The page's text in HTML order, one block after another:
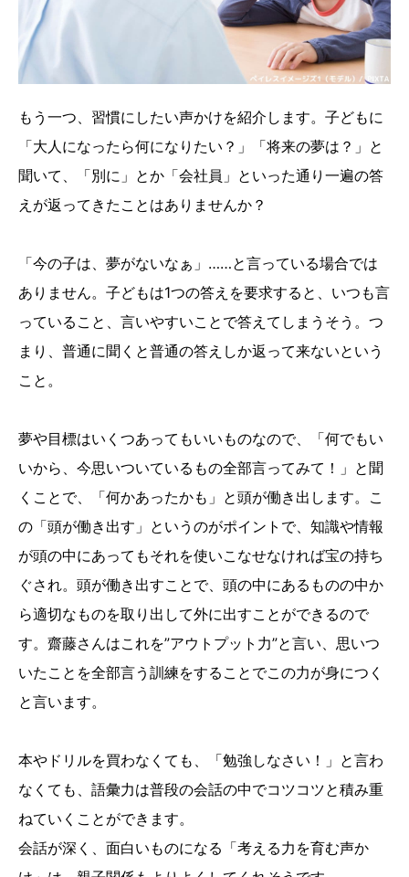
もう一つ、習慣にしたい声かけを紹介します。子どもに
「大人になったら何になりたい？」「将来の夢は？」と
聞いて、「別に」とか「会社員」といった通り一遍の答
えが返ってきたことはありませんか？
「今の子は、夢がないなぁ」……と言っている場合では
ありません。子どもは1つの答えを要求すると、いつも言
っていること、言いやすいことで答えてしまうそう。つ
まり、普通に聞くと普通の答えしか返って来ないという
こと。
夢や目標はいくつあってもいいものなので、「何でもい
いから、今思いついているもの全部言ってみて！」と聞
くことで、「何かあったかも」と頭が働き出します。こ
の「頭が働き出す」というのがポイントで、知識や情報
が頭の中にあってもそれを使いこなせなければ宝の持ち
ぐされ。頭が働き出すことで、頭の中にあるものの中か
ら適切なものを取り出して外に出すことができるので
す。齋藤さんはこれを”アウトプット力”と言い、思いつ
いたことを全部言う訓練をすることでこの力が身につく
と言います。
本やドリルを買わなくても、「勉強しなさい！」と言わ
なくても、語彙力は普段の会話の中でコツコツと積み重
ねていくことができます。
会話が深く、面白いものになる「考える力を育む声か